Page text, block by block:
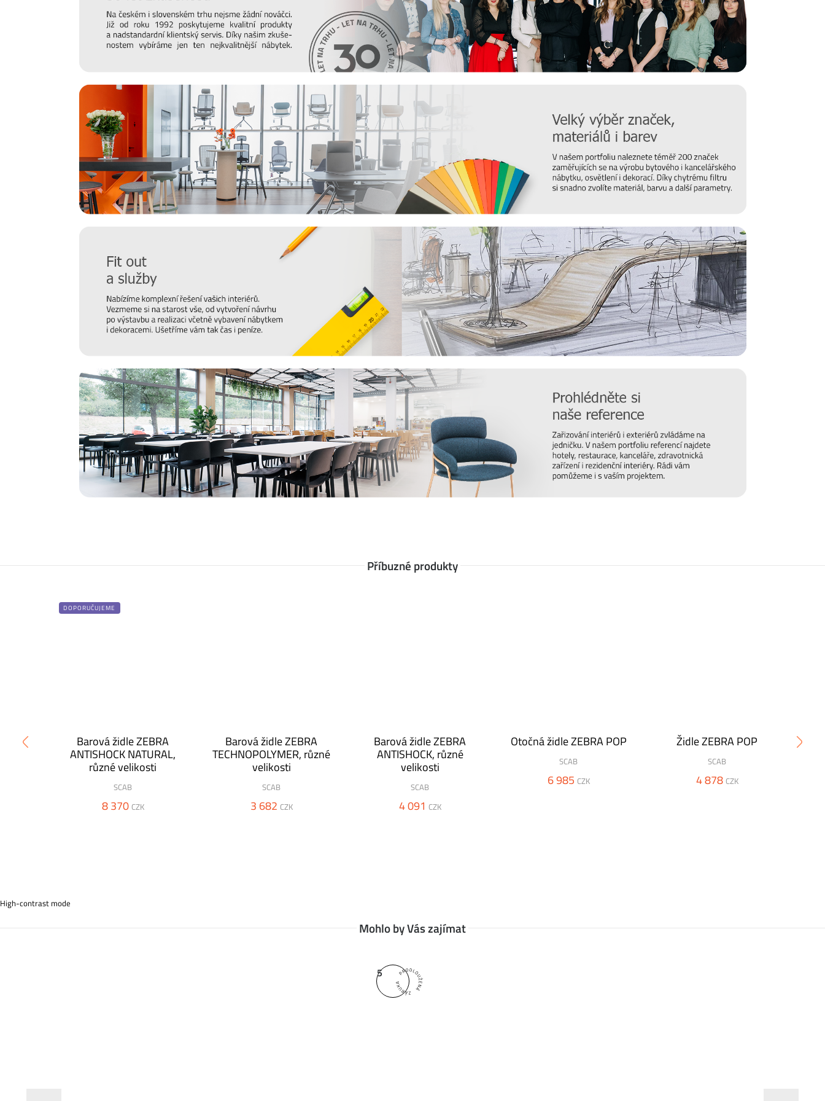
Můžete se spolehnout na vysokou kvalitu a odolnost podloženoucertifikátem CATAS. S výběrem toho
pravého vám ochotně a rádi poradí naši specialisté - kontaktovat je můžetezde.
Prodlužte životnost nábytku
Chtěli bychom, aby vám nábytek sloužit co nejdéle. Protože víme, že důležitou roli v jeho odolnosti
hraje správná údržba, připravili jsme pro vás několik tipů a doporučení, jak se starat o různé typy
Příbuzné produkty
DOPORUČUJEME
Barová židle ZEBRA
ANTISHOCK NATURAL,
různé velikosti
SCAB
8 370 CZK
Barová židle ZEBRA
TECHNOPOLYMER, různé
velikosti
SCAB
3 682 CZK
Barová židle ZEBRA
ANTISHOCK, různé
velikosti
SCAB
4 091 CZK
Otočná židle ZEBRA POP
SCAB
6 985 CZK
Židle ZEBRA POP
SCAB
4 878 CZK
High-contrast mode
Mohlo by Vás zajímat
5